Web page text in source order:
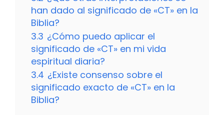
han dado al significado de «CT» en la
Biblia?
3.3 ¿Cómo puedo aplicar el
significado de «CT» en mi vida
espiritual diaria?
3.4 ¿Existe consenso sobre el
significado exacto de «CT» en la
Biblia?